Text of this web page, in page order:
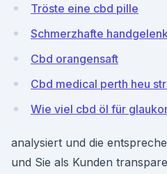
Tröste eine cbd pille
Schmerzhafte
Cbd orangensaft
Cbd medical perth heu
Wie viel cbd öl für
analysiert und die
und Sie als Kunden